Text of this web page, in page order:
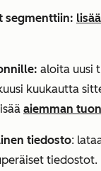
segmenttiin:
aloita uusi
kuukautta
aiemman
tiedosto:
tiedostot.